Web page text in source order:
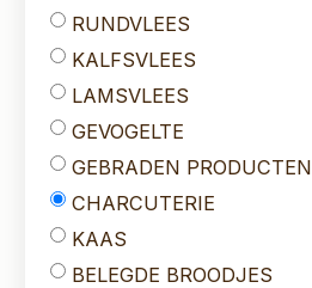
RUNDVLEES
KALFSVLEES
LAMSVLEES
GEVOGELTE
GEBRADEN PRODUCTEN
CHARCUTERIE
KAAS
BELEGDE BROODJES